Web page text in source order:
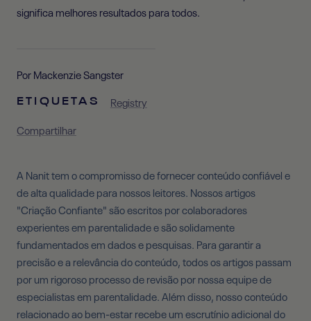
Por Mackenzie Sangster
ETIQUETAS
Registry
Compartilhar
significa melhores resultados para todos.
A Nanit tem o compromisso de fornecer conteúdo confiável e
de alta qualidade para nossos leitores. Nossos artigos
"Criação Confiante" são escritos por colaboradores
experientes em parentalidade e são solidamente
fundamentados em dados e pesquisas. Para garantir a
precisão e a relevância do conteúdo, todos os artigos passam
por um rigoroso processo de revisão por nossa equipe de
especialistas em parentalidade. Além disso, nosso conteúdo
relacionado ao bem-estar recebe um escrutínio adicional do